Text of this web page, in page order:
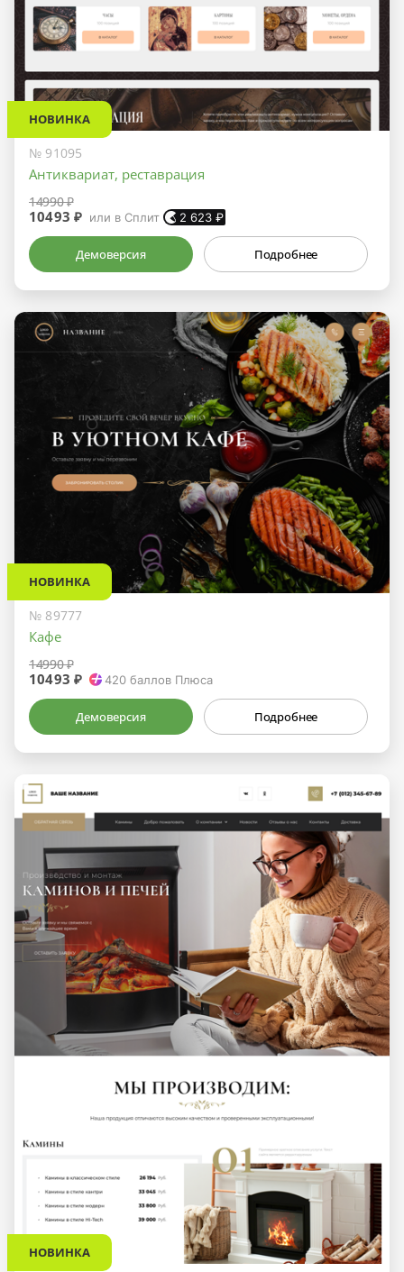
НОВИНКА
№ 91095
Антиквариат, реставрация
14990 ₽
10493 ₽ или в Сплит 2 623 ₽
Демоверсия Подробнее
НОВИНКА
№ 89777
Кафе
14990 ₽
10493 ₽ 420 баллов Плюса
Демоверсия Подробнее
НОВИНКА